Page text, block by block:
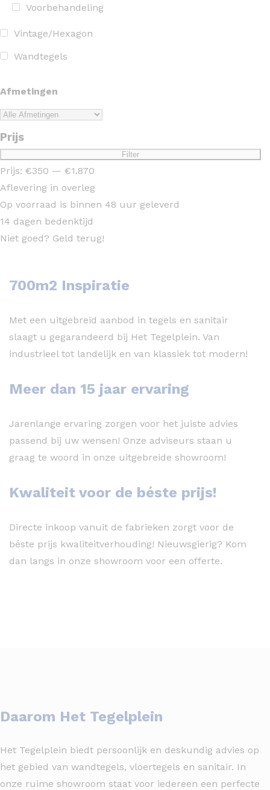
Voorbehandeling
Vintage/Hexagon
Wandtegels
Afmetingen
Prijs
Min.
prijs
Max.
prijs
Filter
Prijs: €350 — €1.870
Aflevering in overleg
Op voorraad is binnen 48 uur geleverd
14 dagen bedenktijd
Niet goed? Geld terug!
700m2 Inspiratie
Met een uitgebreid aanbod in tegels en sanitair
slaagt u gegarandeerd bij Het Tegelplein. Van
industrieel tot landelijk en van klassiek tot modern!
Meer dan 15 jaar ervaring
Jarenlange ervaring zorgen voor het juiste advies
passend bij uw wensen! Onze adviseurs staan u
graag te woord in onze uitgebreide showroom!
Kwaliteit voor de béste prijs!
Directe inkoop vanuit de fabrieken zorgt voor de
béste prijs kwaliteitverhouding! Nieuwsgierig? Kom
dan langs in onze showroom voor een offerte.
Daarom Het Tegelplein
Het Tegelplein biedt persoonlijk en deskundig advies op
het gebied van wandtegels, vloertegels en sanitair. In
onze ruime showroom staat voor iedereen een perfecte